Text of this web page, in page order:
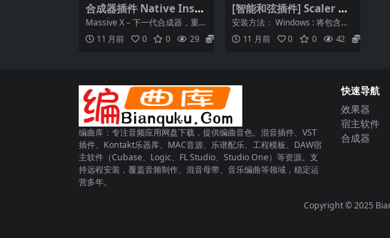
合成器插件 Native Instr
uments Massive X v1.
6.0-WiN MAC
Massive X – 下一代合成器，重
生的传奇 重新构思，重新架构，
重新定义未...
11 月前 0 0 29
[智能和弦插件] Scaler M
usic Scaler 3 v3.1.1 [Wi
N MacOSX]
安装方法： Windows : 将包含文
件“8ee6df9696d67d1fcf...
11 月前 0 0 42
编曲库：专注音频应用网盘下载，提供编曲音色、混音插件、VST
插件、Kontakt乐器库、MAC音源、乐谱配乐、工程模板、DAW宿
主软件（Cubase、Logic、FL Studio、Studio One）等资源。支
持远程安装，覆盖音频制作、混音母带、音乐编曲等领域，稳定运
营多年。
快速导航
效果器
宿主软件
合成器
Copyright © 2025